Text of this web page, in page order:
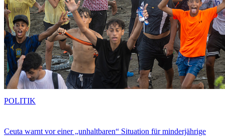
Ceuta warnt vor einer „unhaltbaren“ Situation für minderjährige
POLITIK